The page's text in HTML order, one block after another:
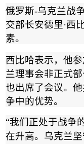
俄罗斯-乌克兰战
交部长安德里·西
素。
西比哈表示，他
兰理事会非正式
也出席了会议。
争中的优势。
“我们正处于战争
在升高。乌克兰